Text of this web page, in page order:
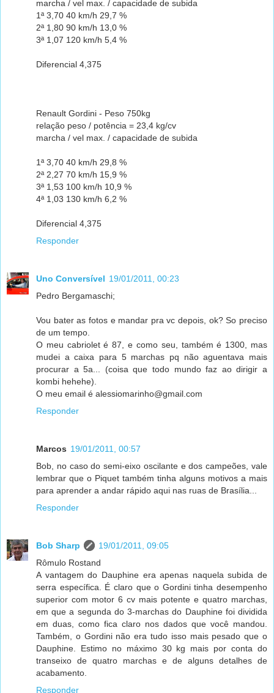
marcha / vel max. / capacidade de subida
1ª 3,70 40 km/h 29,7 %
2ª 1,80 90 km/h 13,0 %
3ª 1,07 120 km/h 5,4 %
Diferencial 4,375
Renault Gordini - Peso 750kg
relação peso / potência = 23,4 kg/cv
marcha / vel max. / capacidade de subida
1ª 3,70 40 km/h 29,8 %
2ª 2,27 70 km/h 15,9 %
3ª 1,53 100 km/h 10,9 %
4ª 1,03 130 km/h 6,2 %
Diferencial 4,375
Responder
Uno Conversível 19/01/2011, 00:23
Pedro Bergamaschi;
Vou bater as fotos e mandar pra vc depois, ok? So preciso
de um tempo.
O meu cabriolet é 87, e como seu, também é 1300, mas
mudei a caixa para 5 marchas pq não aguentava mais
procurar a 5a... (coisa que todo mundo faz ao dirigir a
kombi hehehe).
O meu email é alessiomarinho@gmail.com
Responder
Marcos 19/01/2011, 00:57
Bob, no caso do semi-eixo oscilante e dos campeões, vale
lembrar que o Piquet também tinha alguns motivos a mais
para aprender a andar rápido aqui nas ruas de Brasília...
Responder
Bob Sharp
19/01/2011, 09:05
Rômulo Rostand
A vantagem do Dauphine era apenas naquela subida de
serra específica. É claro que o Gordini tinha desempenho
superior com motor 6 cv mais potente e quatro marchas,
em que a segunda do 3-marchas do Dauphine foi dividida
em duas, como fica claro nos dados que você mandou.
Também, o Gordini não era tudo isso mais pesado que o
Dauphine. Estimo no máximo 30 kg mais por conta do
transeixo de quatro marchas e de alguns detalhes de
acabamento.
Responder